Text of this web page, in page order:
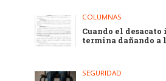
COLUMNAS
Cuando el
termina dañando a
SEGURIDAD